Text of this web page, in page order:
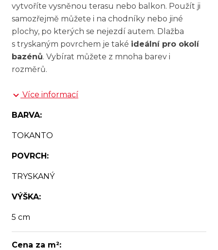
vytvoříte vysněnou terasu nebo balkon. Použít ji
samozřejmě můžete i na chodníky nebo jiné
plochy, po kterých se nejezdí autem. Dlažba
s tryskaným povrchem je také ideální pro okolí
bazénů. Vybírat můžete z mnoha barev i
rozměrů.
Více informací
BARVA:
TOKANTO
POVRCH:
TRYSKANÝ
VÝŠKA:
5 cm
Cena za m²: